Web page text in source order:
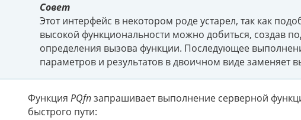
Совет
Этот интерфейс в некотором роде устарел, так как
высокой функциональности можно добиться, создав
определения вызова функции. Последующее
параметров и результатов в двоичном виде заменяет
Функция PQfnзапрашивает выполнение серверной
быстрого пути: